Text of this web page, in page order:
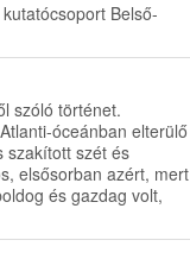
Belső-
szóló történet.
óceánban elterülő
szakított szét és
elsősorban azért, mert
és gazdag volt,